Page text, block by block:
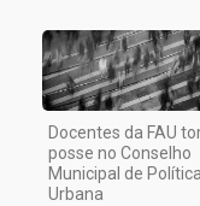
Docentes da FAU
posse no Conselho
Municipal de Política
Urbana